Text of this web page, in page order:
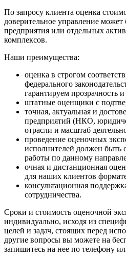
По запросу клиента оценка
доверительное управление
предприятия или отдельных
комплексов.
Наши преимущества:
оценка в строгом
федерального
гарантируем прозрачность
штатные оценщики с
точная, актуальная и
предприятий (НКО,
отрасли и масштаб
проведение оценочных
исполнителей должен быть
работы по данному
очная и дистанционная
для наших клиентов
консультационная
сотрудничества.
Сроки и стоимость оценочной
индивидуально, исходя из
целей и задач, стоящих перед
другие вопросы вы можете на
запишитесь на нее по телефону
Енисейск
Ермолино
Ессентуки
Железногорск
Жуковский
Заводоуковск
Заозерный
Заполярный
Заречный
Заринск
Звенигород
Зеленоград
Зеленодольск
Иваново
Ивантеевка
Ижевск
Изобильный